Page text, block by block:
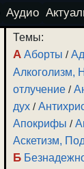
Аудио
Темы:
А Аборты /
Алкоголизм,
отлучение /
дух /
Апокрифы /
Аскетизм,
Б